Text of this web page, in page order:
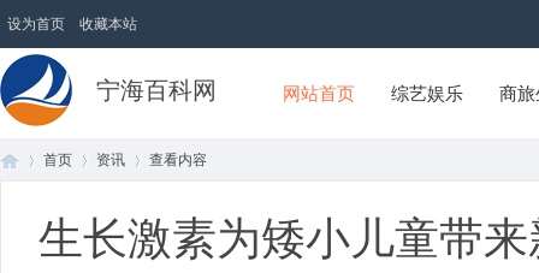
设为首页 收藏本站
宁海百科网 网站首页 综艺娱乐 商
首页 资讯
›
查看内容
生长激素为矮小儿童带